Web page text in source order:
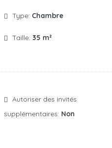
Type: Chambre
Taille: 35 m²
supplémentaires: Non